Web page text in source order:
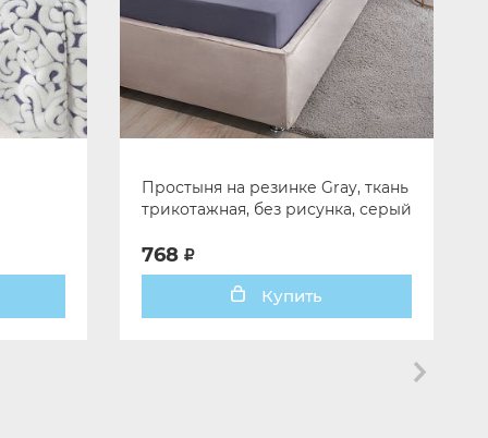
Простыня на резинке Gray, ткань
трикотажная, без рисунка, серый
768
Купить